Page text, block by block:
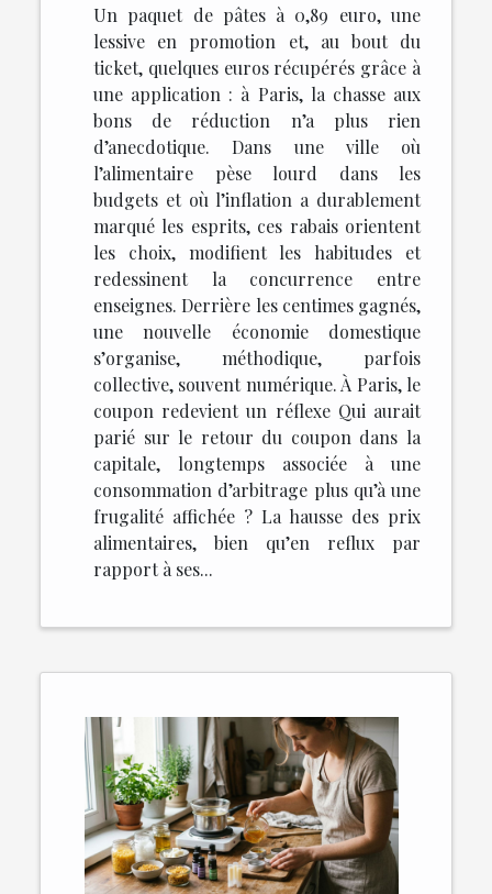
Un paquet de pâtes à 0,89 euro, une
lessive en promotion et, au bout du
ticket, quelques euros récupérés grâce à
une application : à Paris, la chasse aux
bons de réduction n’a plus rien
d’anecdotique. Dans une ville où
l’alimentaire pèse lourd dans les
budgets et où l’inflation a durablement
marqué les esprits, ces rabais orientent
les choix, modifient les habitudes et
redessinent la concurrence entre
enseignes. Derrière les centimes gagnés,
une nouvelle économie domestique
s’organise, méthodique, parfois
collective, souvent numérique. À Paris, le
coupon redevient un réflexe Qui aurait
parié sur le retour du coupon dans la
capitale, longtemps associée à une
consommation d’arbitrage plus qu’à une
frugalité affichée ? La hausse des prix
alimentaires, bien qu’en reflux par
rapport à ses...